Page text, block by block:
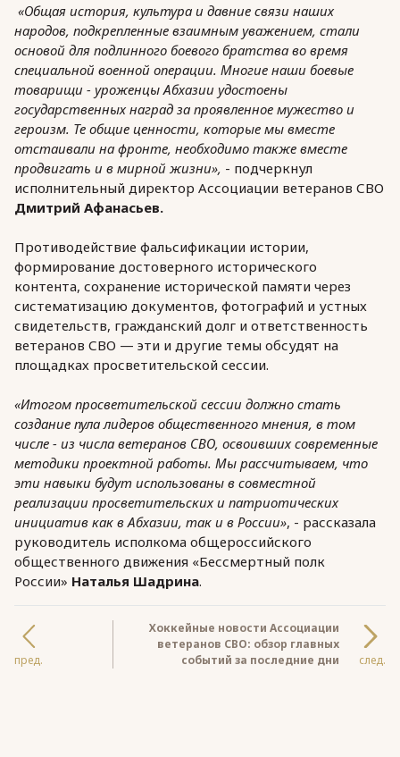
«Общая история, культура и давние связи наших
народов, подкрепленные взаимным уважением, стали
основой для подлинного боевого братства во время
специальной военной операции. Многие наши боевые
товарищи - уроженцы Абхазии удостоены
государственных наград за проявленное мужество и
героизм. Те общие ценности, которые мы вместе
отстаивали на фронте, необходимо также вместе
продвигать и в мирной жизни», - подчеркнул
исполнительный директор Ассоциации ветеранов СВО
Дмитрий Афанасьев.
Противодействие фальсификации истории,
формирование достоверного исторического
контента, сохранение исторической памяти через
систематизацию документов, фотографий и устных
свидетельств, гражданский долг и ответственность
ветеранов СВО — эти и другие темы обсудят на
площадках просветительской сессии.
«Итогом просветительской сессии должно стать
создание пула лидеров общественного мнения, в том
числе - из числа ветеранов СВО, освоивших современные
методики проектной работы. Мы рассчитываем, что
эти навыки будут использованы в совместной
реализации просветительских и патриотических
инициатив как в Абхазии, так и в России», - рассказала
руководитель исполкома общероссийского
общественного движения «Бессмертный полк
России» Наталья Шадрина.
пред.
Хоккейные новости Ассоциации
ветеранов СВО: обзор главных
событий за последние дни
след.